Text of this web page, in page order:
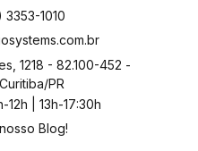
3353-1010
1218 - 82.100-452 -
PR
12h | 13h-17:30h
Blog!